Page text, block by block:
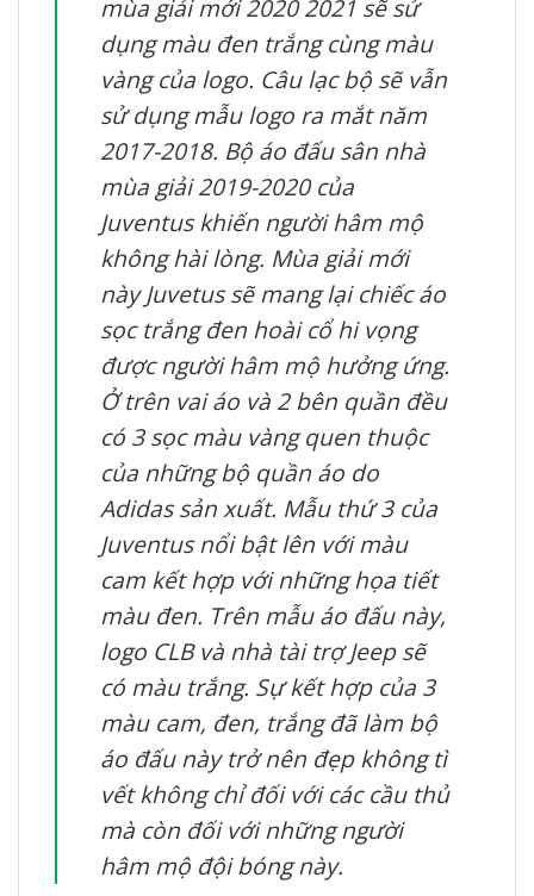
mùa giải mới 2020 2021 sẽ sử
dụng màu đen trắng cùng màu
vàng của logo. Câu lạc bộ sẽ vẫn
sử dụng mẫu logo ra mắt năm
2017-2018. Bộ áo đấu sân nhà
mùa giải 2019-2020 của
Juventus khiến người hâm mộ
không hài lòng. Mùa giải mới
này Juvetus sẽ mang lại chiếc áo
sọc trắng đen hoài cổ hi vọng
được người hâm mộ hưởng ứng.
Ở trên vai áo và 2 bên quần đều
có 3 sọc màu vàng quen thuộc
của những bộ quần áo do
Adidas sản xuất. Mẫu thứ 3 của
Juventus nổi bật lên với màu
cam kết hợp với những họa tiết
màu đen. Trên mẫu áo đấu này,
logo CLB và nhà tài trợ Jeep sẽ
có màu trắng. Sự kết hợp của 3
màu cam, đen, trắng đã làm bộ
áo đấu này trở nên đẹp không tì
vết không chỉ đối với các cầu thủ
mà còn đối với những người
hâm mộ đội bóng này.